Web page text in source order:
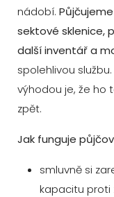
nádobí.
sektové sklenice,
další inventář a
spolehlivou
výhodou je, že ho
zpět.
Jak funguje
smluvně si
kapacitu proti